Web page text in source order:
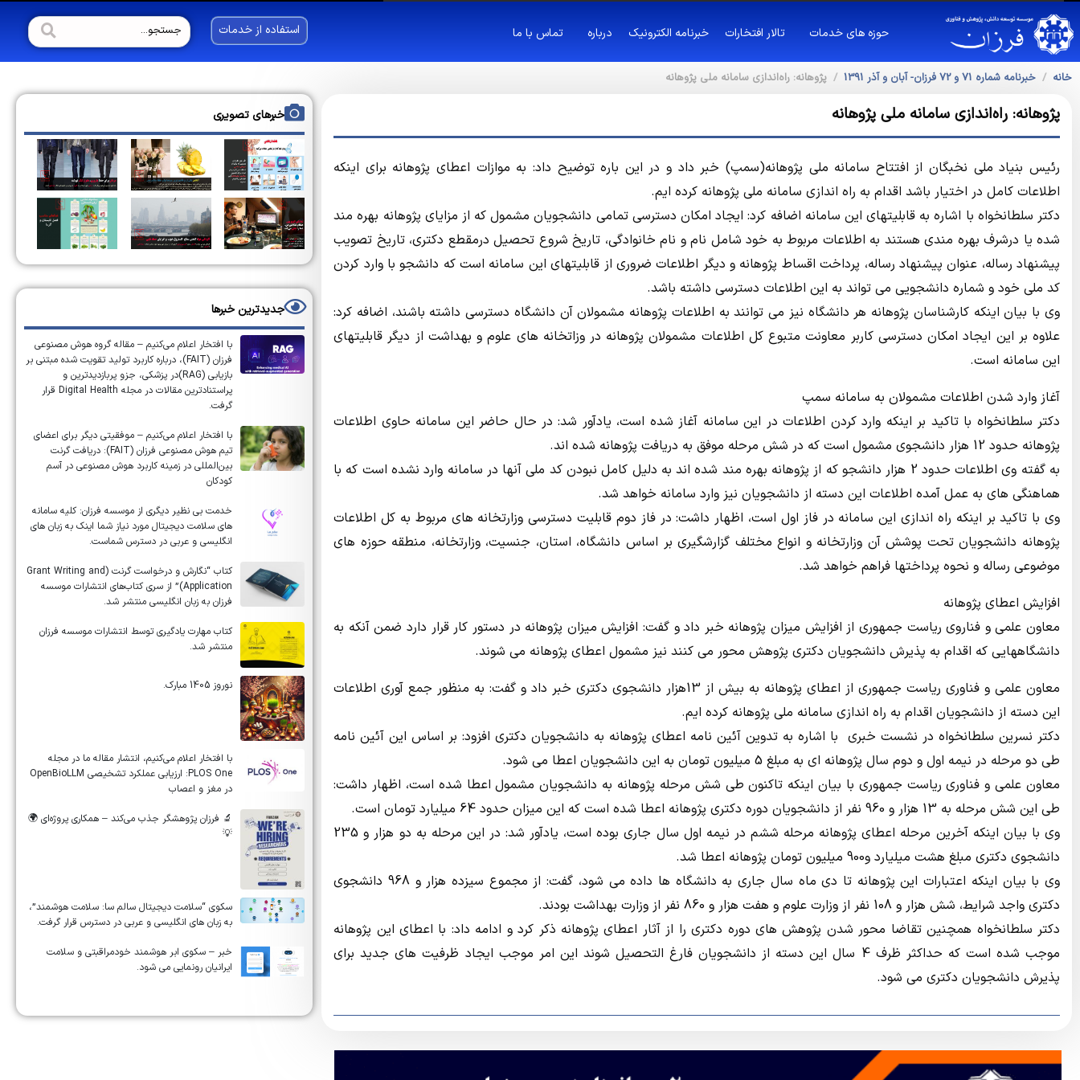
حوزه های خدمات تالار افتخارات خبرنامه الکترونیک درباره تماس با ما استفاده از خدمات
خانه خبرنامه شماره 71 و 72 فرزان- آبان و آذر 1391 پژوهانه: راه‌اندازی سامانه ملی پژوهانه
پژوهانه: راه‌اندازی سامانه ملی پژوهانه
رئیس بنیاد ملی نخبگان از افتتاح سامانه ملی پژوهانه(سمپ) خبر داد و در این باره توضیح داد: به موازات اعطای پژوهانه برای اینکه
اطلاعات کامل در اختیار باشد اقدام به راه اندازی سامانه ملی پژوهانه کرده ایم.
دکتر سلطانخواه با اشاره به قابلیتهای این سامانه اضافه کرد: ایجاد امکان دسترسی تمامی دانشجویان مشمول که از مزایای پژوهانه بهره مند
شده یا درشرف بهره مندی هستند به اطلاعات مربوط به خود شامل نام و نام خانوادگی، تاریخ شروع تحصیل درمقطع دکتری، تاریخ تصویب
پیشنهاد رساله، عنوان پیشنهاد رساله، پرداخت اقساط پژوهانه و دیگر اطلاعات ضروری از قابلیتهای این سامانه است که دانشجو با وارد کردن
کد ملی خود و شماره دانشجویی می تواند به این اطلاعات دسترسی داشته باشد.
وی با بیان اینکه کارشناسان پژوهانه هر دانشگاه نیز می توانند به اطلاعات پژوهانه مشمولان آن دانشگاه دسترسی داشته باشند، اضافه کرد:
علاوه بر این ایجاد امکان دسترسی کاربر معاونت متبوع کل اطلاعات مشمولان پژوهانه در وزاتخانه های علوم و بهداشت از دیگر قابلیتهای
این سامانه است.
آغاز وارد شدن اطلاعات مشمولان به سامانه سمپ
دکتر سلطانخواه با تاکید بر اینکه وارد کردن اطلاعات در این سامانه آغاز شده است، یادآور شد: در حال حاضر این سامانه حاوی اطلاعات
پژوهانه حدود 12 هزار دانشجوی مشمول است که در شش مرحله موفق به دریافت پژوهانه شده اند.
به گفته وی اطلاعات حدود 2 هزار دانشجو که از پژوهانه بهره مند شده اند به دلیل کامل نبودن کد ملی آنها در سامانه وارد نشده است که با
هماهنگی های به عمل آمده اطلاعات این دسته از دانشجویان نیز وارد سامانه خواهد شد.
وی با تاکید بر اینکه راه اندازی این سامانه در فاز اول است، اظهار داشت: در فاز دوم قابلیت دسترسی وزارتخانه های مربوط به کل اطلاعات
پژوهانه دانشجویان تحت پوشش آن وزارتخانه و انواع مختلف گزارشگیری بر اساس دانشگاه، استان، جنسیت، وزارتخانه، منطقه حوزه های
موضوعی رساله و نحوه پرداختها فراهم خواهد شد.
افزایش اعطای پژوهانه
معاون علمی و فناروی ریاست جمهوری از افزایش میزان پژوهانه خبر داد و گفت: افزایش میزان پژوهانه در دستور کار قرار دارد ضمن آنکه به
دانشگاههایی که اقدام به پذیرش دانشجویان دکتری پژوهش محور می کنند نیز مشمول اعطای پژوهانه می شوند.
معاون علمی و فناوری ریاست جمهوری از اعطای پژوهانه به بیش از 13هزار دانشجوی دکتری خبر داد و گفت: به منظور جمع آوری اطلاعات
این دسته از دانشجویان اقدام به راه اندازی سامانه ملی پژوهانه کرده ایم.
دکتر نسرین سلطانخواه در نشست خبری با اشاره به تدوین آئین نامه اعطای پژوهانه به دانشجویان دکتری افزود: بر اساس این آئین نامه
طی دو مرحله در نیمه اول و دوم سال پژوهانه ای به مبلغ 5 میلیون تومان به این دانشجویان اعطا می شود.
معاون علمی و فناوری ریاست جمهوری با بیان اینکه تاکنون طی شش مرحله پژوهانه به دانشجویان مشمول اعطا شده است، اظهار داشت:
طی این شش مرحله به 13 هزار و 960 نفر از دانشجویان دوره دکتری پژوهانه اعطا شده است که این میزان حدود 64 میلیارد تومان است.
وی با بیان اینکه آخرین مرحله اعطای پژوهانه مرحله ششم در نیمه اول سال جاری بوده است، یادآور شد: در این مرحله به دو هزار و 235
دانشجوی دکتری مبلغ هشت میلیارد و900 میلیون تومان پژوهانه اعطا شد.
وی با بیان اینکه اعتبارات این پژوهانه تا دی ماه سال جاری به دانشگاه ها داده می شود، گفت: از مجموع سیزده هزار و 968 دانشجوی
دکتری واجد شرایط، شش هزار و 108 نفر از وزارت علوم و هفت هزار و 860 نفر از وزارت بهداشت بودند.
دکتر سلطانخواه همچنین تقاضا محور شدن پژوهش های دوره دکتری را از آثار اعطای پژوهانه ذکر کرد و ادامه داد: با اعطای این پژوهانه
موجب شده است که حداکثر ظرف 4 سال این دسته از دانشجویان فارغ التحصیل شوند این امر موجب ایجاد ظرفیت های جدید برای
پذیرش دانشجویان دکتری می شود.
خبرهای تصویری
جدیدترین خبرها
با افتخار اعلام می‌کنیم – مقاله گروه هوش مصنوعی
فرزان (FAIT)، درباره کاربرد تولید تقویت شده مبتنی بر
بازیابی (RAG)در پزشکی، جزو پربازدیدترین و
پراستنادترین مقالات در مجله Digital Health قرار
گرفت.
با افتخار اعلام می‌کنیم – موفقیتی دیگر برای اعضای
تیم هوش مصنوعی فرزان (FAIT): دریافت گرنت
بین‌المللی در زمینه کاربرد هوش مصنوعی در آسم
کودکان
خدمت بی نظیر دیگری از موسسه فرزان: کلیه سامانه
های سلامت دیجیتال مورد نیاز شما اینک به زبان های
انگلیسی و عربی در دسترس شماست.
کتاب “نگارش و درخواست گرنت (Grant Writing and
Application)” از سری کتاب‌های انتشارات موسسه
فرزان به زبان انگلیسی منتشر شد.
کتاب مهارت یادگیری توسط انتشارات موسسه فرزان
منتشر شد.
نوروز 1405 مبارک.
‏‏‏با افتخار اعلام می‌کنیم، انتشار مقاله ما در مجله
‎PLOS One‎: ارزیابی عملکرد تشخیصی ‎OpenBioLLM‎
در مغز و اعصاب
🔬 فرزان پژوهشگر جذب می‌کند – همکاری پروژه‌ای 🌍
💡
سکوی “سلامت دیجیتال سالم سا: سلامت هوشمند”،
به زبان های انگلیسی و عربی در دسترس قرار گرفت.
خبر – سکوی ابر هوشمند خودمراقبتی و سلامت
ایرانیان رونمایی می شود.